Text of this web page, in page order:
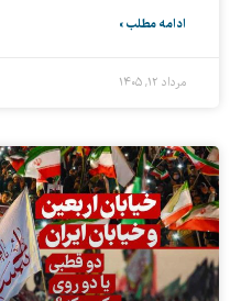
ادامه مطلب »
مرداد ۱۲, ۱۴۰۵